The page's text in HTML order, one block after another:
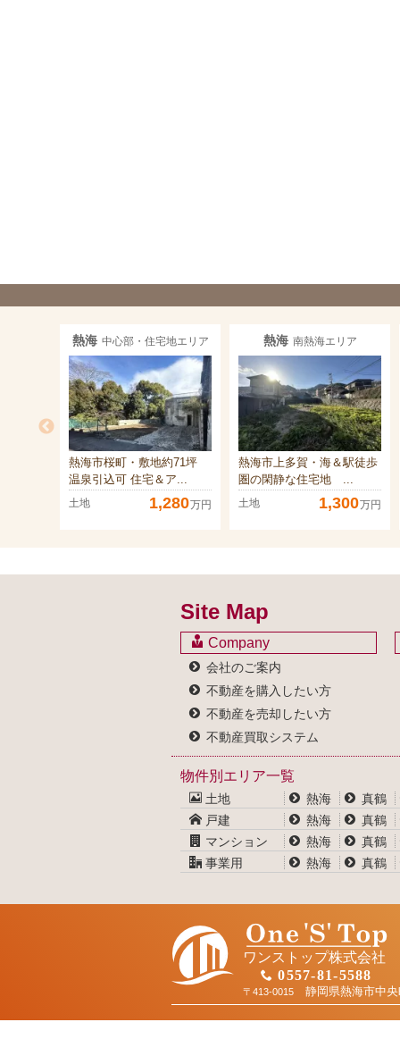
熱海 中心部・住宅地エリア
熱海市桜町・敷地約71坪
温泉引込可 住宅＆ア...
土地 1,280万円
熱海 南熱海エリア
熱海市上多賀・海＆駅徒歩
圏の閑静な住宅地 ...
土地 1,300万円
Site Map
Company
会社のご案内
不動産を購入したい方
不動産を売却したい方
不動産買取システム
物件別エリア一覧
土地 熱海
真鶴
戸建
熱海
真鶴
マンション
熱海
真鶴
事業用
熱海 真鶴
ワンストップ株式会社
0557-81-5588
〒413-0015 静岡県熱海市中